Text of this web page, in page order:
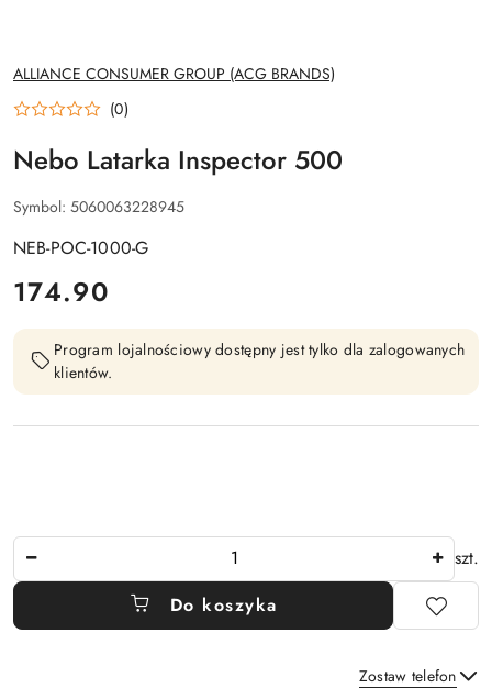
NAZWA
PRODUCENTA:
ALLIANCE CONSUMER GROUP (ACG BRANDS)
(0)
Nebo Latarka Inspector 500
Symbol: 5060063228945
NEB-POC-1000-G
cena:
174.90
Program lojalnościowy dostępny jest tylko dla zalogowanych
klientów.
szt.
Do koszyka
Zostaw telefon